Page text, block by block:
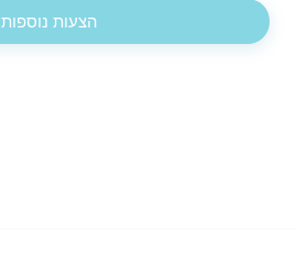
הצעות נוספות